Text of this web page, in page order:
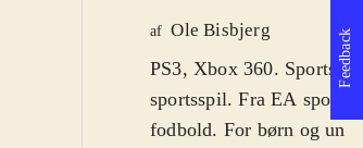
af Ole Bisbjerg
PS3, Xbox 360.
sportsspil. Fra EA sports
fodbold. For børn og
Feedback